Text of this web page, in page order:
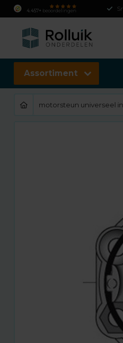
4.457+ beoordelingen
Assortiment
motorsteun universeel